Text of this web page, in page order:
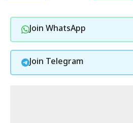
Join WhatsApp
Join Telegram